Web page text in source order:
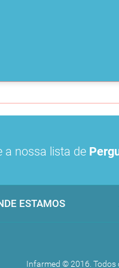
a nossa lista de
ESTAMOS
Infarmed © 2016. Todos